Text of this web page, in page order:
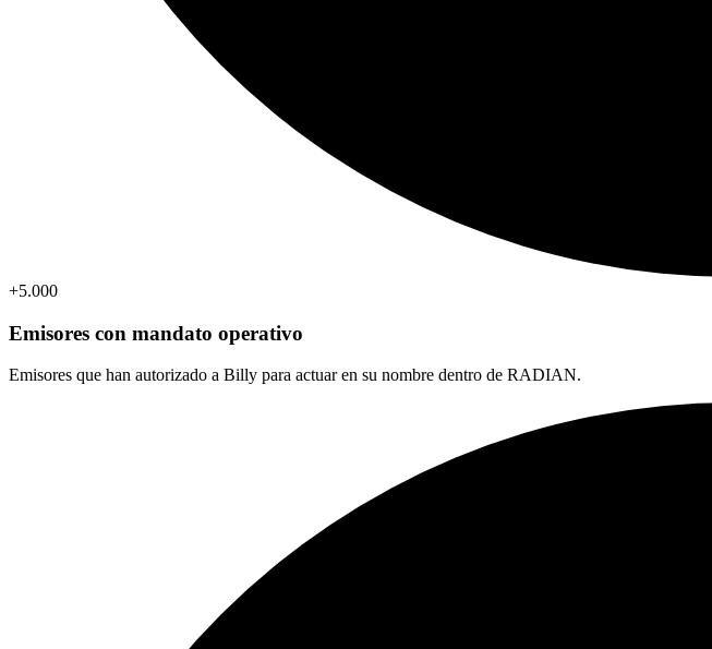
+5.000
Emisores con mandato operativo
Emisores que han autorizado a Billy para actuar en su nombre dentro de RADIAN.